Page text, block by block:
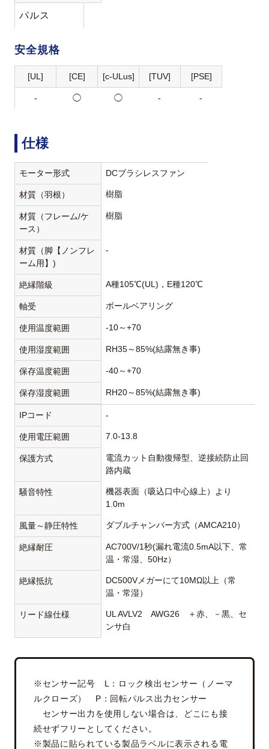
パルス
安全規格
[UL] [CE] [c-ULus] [TUV] [PSE]
- ◯ ◯ - -
仕様
モーター形式 DCブラシレスファン
材質（羽根） 樹脂
材質（フレーム/ケ
ース）
樹脂
材質（脚【ノンフレ
ーム用】)
-
絶縁階級 A種105℃(UL)，E種120℃
軸受 ボールベアリング
使用温度範囲 -10～+70
使用湿度範囲 RH35～85%(結露無き事)
保存温度範囲 -40～+70
保存湿度範囲 RH20～85%(結露無き事)
IPコード -
使用電圧範囲 7.0-13.8
保護方式
電流カット自動復帰型、逆接続防止回
路内蔵
騒音特性
機器表面（吸込口中心線上）より
1.0m
風量～静圧特性 ダブルチャンバー方式（AMCA210）
絶縁耐圧
AC700V/1秒(漏れ電流0.5mA以下、常
温・常湿、50Hz）
絶縁抵抗
DC500Vメガーにて10MΩ以上（常
温・常湿）
リード線仕様
UL AVLV2 AWG26 ＋赤、－黒、セ
ンサ白
※センサー記号 L：ロック検出センサー（ノーマ
ルクローズ） P：回転パルス出力センサー
センサー出力を使用しない場合は、どこにも接
続せずフリーとしてください。
※製品に貼られている製品ラベルに表示される電